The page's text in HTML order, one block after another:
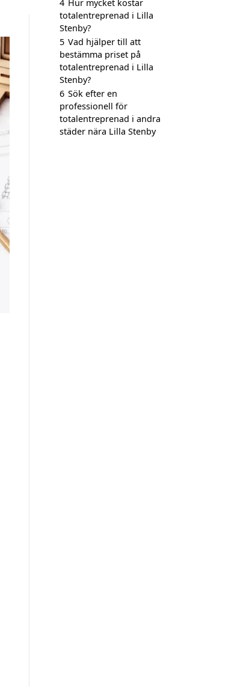
4 Hur mycket kostar
totalentreprenad i Lilla
Stenby?
5 Vad hjälper till att
bestämma priset på
totalentreprenad i Lilla
Stenby?
6 Sök efter en
professionell för
totalentreprenad i andra
städer nära Lilla Stenby